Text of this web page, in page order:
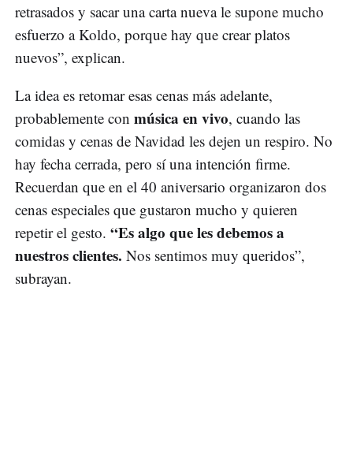
retrasados y sacar una carta nueva le supone mucho
esfuerzo a Koldo, porque hay que crear platos
nuevos”, explican.
La idea es retomar esas cenas más adelante,
probablemente con música en vivo, cuando las
comidas y cenas de Navidad les dejen un respiro. No
hay fecha cerrada, pero sí una intención firme.
Recuerdan que en el 40 aniversario organizaron dos
cenas especiales que gustaron mucho y quieren
repetir el gesto. “Es algo que les debemos a
nuestros clientes. Nos sentimos muy queridos”,
subrayan.